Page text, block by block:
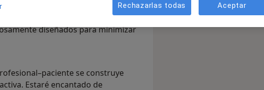
una experiencia lo más agradable,
un enfoque humano con
diseñados para minimizar
se construye
Estaré encantado de
Rechazarlas todas Aceptar